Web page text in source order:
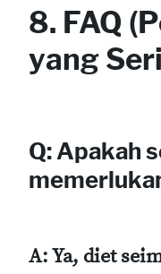
8. FAQ
yang
Q: Apakah
A: Ya, diet